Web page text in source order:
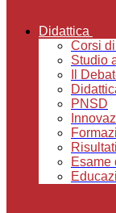
Didattica
Corsi
Studio
Il
PNSD
Esame